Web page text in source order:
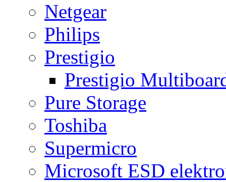
Netgear
Philips
Prestigio
Prestigio
Pure Storage
Toshiba
Supermicro
Microsoft ESD